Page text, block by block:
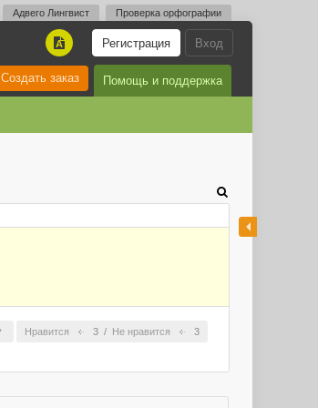
Адвего Лингвист Проверка орфографии
Вход
Регистрация
A
Помощь и поддержка
Создать заказ
Нравится 3 / Не нравится 3